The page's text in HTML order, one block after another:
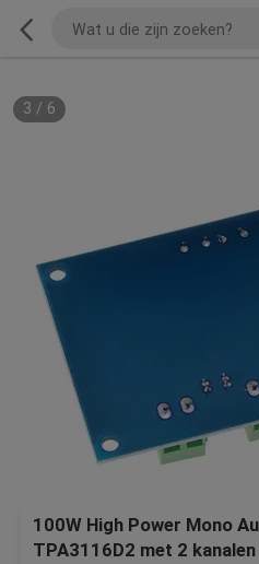
3 / 6
100W High Power Mono
TPA3116D2 met 2